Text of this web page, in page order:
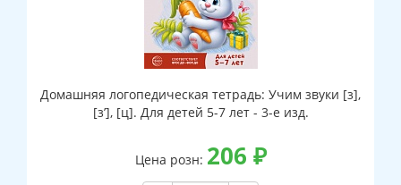
Домашняя логопедическая тетрадь: Учим звуки [з],
[з’], [ц]. Для детей 5-7 лет - 3-е изд.
Цена розн: 206 ₽